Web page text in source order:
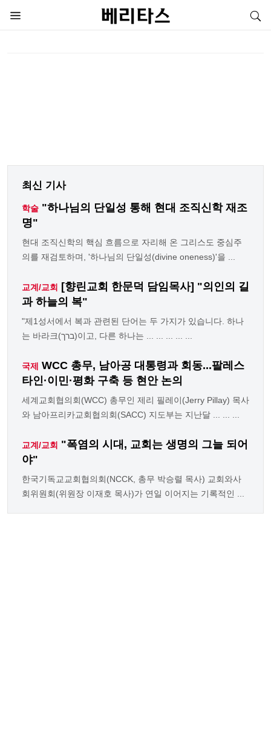
최신 기사
학술 "하나님의 단일성 통해 현대 조직신학 재조
명"
현대 조직신학의 핵심 흐름으로 자리해 온 그리스도 중심주
의를 재검토하며, '하나님의 단일성(divine oneness)'을 ...
교계/교회
[향린교회 한문덕 담임목사] "의인의 길
과 하늘의 복"
"제1성서에서 복과 관련된 단어는 두 가지가 있습니다. 하나
는 바라크(ברך)이고, 다른 하나는 ... ... ... ... ...
국제 WCC 총무, 남아공 대통령과 회동...팔레스
타인·이민·평화 구축 등 현안 논의
세계교회협의회(WCC) 총무인 제리 필레이(Jerry Pillay) 목사
와 남아프리카교회협의회(SACC) 지도부는 지난달 ... ... ...
교계/교회 "폭염의 시대, 교회는 생명의 그늘 되어
야"
한국기독교교회협의회(NCCK, 총무 박승렬 목사) 교회와사
회위원회(위원장 이재호 목사)가 연일 이어지는 기록적인 ...